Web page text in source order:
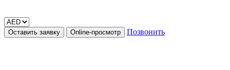
Оставить заявку Online-просмотр Позвонить